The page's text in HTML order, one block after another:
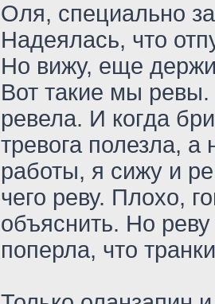
Оля, специально
Надеялась, что
Но вижу, еще
Вот такие мы
ревела. И когда
тревога полезла,
работы, я сижу и
чего реву. Плохо,
объяснить. Но
поперла, что